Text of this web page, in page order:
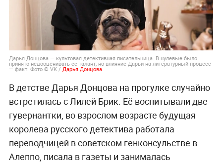
Дарья Донцова — культовая детективная писательница. В нулевые было
принято недооценивать её талант, но влияние Дарьи на литературный процесс
— факт. Фото © VK / Дарья Донцова
В детстве Дарья Донцова на прогулке случайно
встретилась с Лилей Брик. Её воспитывали две
гувернантки, во взрослом возрасте будущая
королева русского детектива работала
переводчицей в советском генконсульстве в
Алеппо, писала в газеты и занималась